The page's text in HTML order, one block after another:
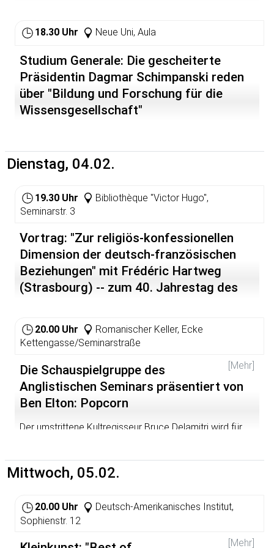
alle werden von den Killern als Geiseln genommen,
welche schließlich eine äußerst ungewöhnliche
seinen dramatischen Höhepunkt zusteuert, stellt sich
dem Zuschauer immer dringender die Frage: wer trägt
die Verantwortung für diese Katastrophe?
Please note that this play contains swearing, gunfire and
18.30 Uhr Neue Uni, Aula
Studium Generale: Die gescheiterte
Präsidentin Dagmar Schimpanski reden
über "Bildung und Forschung für die
Wissensgesellschaft"
Dienstag, 04.02.
19.30 Uhr
Bibliothèque "Victor Hugo",
Seminarstr. 3
Vortrag: "Zur religiös-konfessionellen
Dimension der deutsch-französischen
Beziehungen" mit Frédéric Hartweg
(Strasbourg) -- zum 40. Jahrestag des
20.00 Uhr
Romanischer Keller, Ecke
Kettengasse/Seminarstraße
[Mehr]
Die Schauspielgruppe des
Anglistischen Seminars präsentiert von
Ben Elton: Popcorn
Der umstrittene Kultregisseur Bruce Delamitri wird für
auch dieser Film vor Sex und Gewalt und ist ein
Kassenschlager. Die Killer sind cool und für Delamitri-
Kritiker werfen Delamitri vor, mit seinen Filmen
Nachahmungstäter zu provozieren und tatsächlich treibt
Mittwoch, 05.02.
20.00 Uhr
Deutsch-Amerikanisches Institut,
Sophienstr. 12
[Mehr]